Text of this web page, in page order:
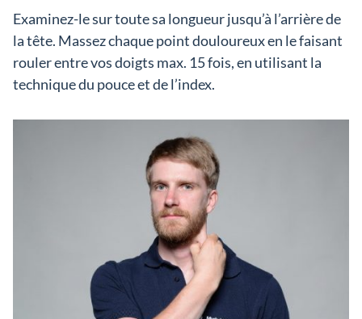
Examinez-le sur toute sa longueur jusqu’à l’arrière de
la tête. Massez chaque point douloureux en le faisant
rouler entre vos doigts max. 15 fois, en utilisant la
technique du pouce et de l’index.